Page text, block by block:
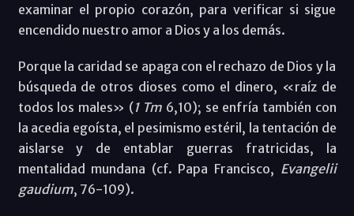
examinar el propio corazón, para verificar si sigue
encendido nuestro amor a Dios y a los demás.
Porque la caridad se apaga con el rechazo de Dios y la
búsqueda de otros dioses como el dinero, «raíz de
todos los males» (1 Tm 6,10); se enfría también con
la acedia egoísta, el pesimismo estéril, la tentación de
aislarse y de entablar guerras fratricidas, la
mentalidad mundana (cf. Papa Francisco, Evangelii
gaudium, 76-109).